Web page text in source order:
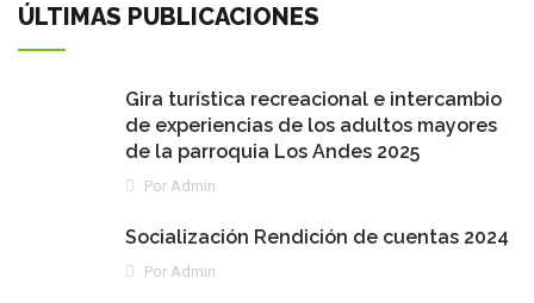
ÚLTIMAS PUBLICACIONES
Gira turística recreacional e intercambio
de experiencias de los adultos mayores
de la parroquia Los Andes 2025
Por Admin
Socialización Rendición de cuentas 2024
Por Admin